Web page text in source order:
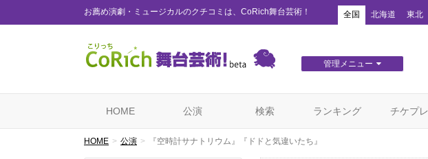
お薦め演劇・ミュージカルのクチコミは、CoRich舞台芸術！ 全国 北海道 東北
管理メニュー
HOME 公演 検索 ランキング チケプレ
HOME 公演 『空時計サナトリウム』『ドドと気違いたち』